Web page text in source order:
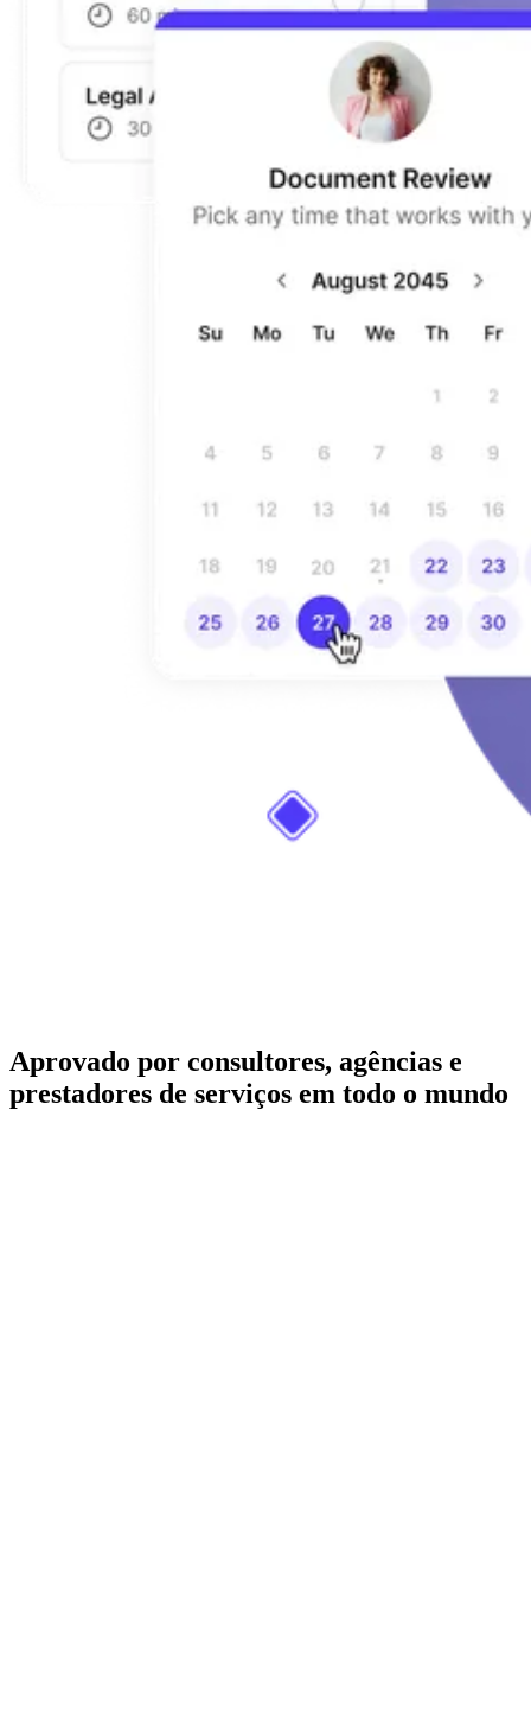
Aprovado por consultores, agências e
prestadores de serviços em todo o mundo